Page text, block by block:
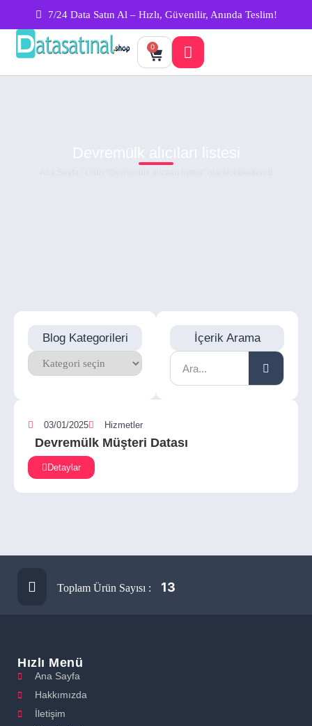
7/24 Data Satın Al – Hızlı, Güvenilir, Anında Teslim!
0
Devremülk alıcıları listesi
Blog Kategorileri İçerik Arama
03/01/2025 Hizmetler
Devremülk Müşteri Datası
Detaylar
Toplam Ürün Sayısı : 13
Hızlı Menü
Ana Sayfa
Hakkımızda
İletişim